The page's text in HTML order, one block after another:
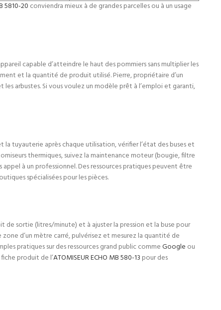
5810-20 conviendra mieux à de grandes parcelles ou à un usage
capable d’atteindre le haut des pommiers sans multiplier les
et la quantité de produit utilisé. Pierre, propriétaire d’un
arbustes. Si vous voulez un modèle prêt à l’emploi et garanti,
tuyauterie après chaque utilisation, vérifier l’état des buses et
thermiques, suivez la maintenance moteur (bougie, filtre
à un professionnel. Des ressources pratiques peuvent être
spécialisées pour les pièces.
de sortie (litres/minute) et à ajuster la pression et la buse pour
d’un mètre carré, pulvérisez et mesurez la quantité de
pratiques sur des ressources grand public commeGoogle ou
produit de l’ATOMISEUR ECHO MB 580-13 pour des